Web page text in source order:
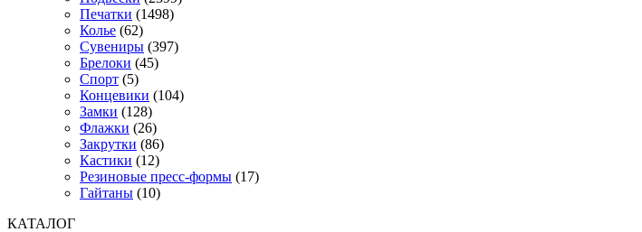
Печатки (1498)
Колье (62)
Сувениры (397)
Брелоки (45)
Спорт (5)
Концевики (104)
Замки (128)
Флажки (26)
Закрутки (86)
Кастики (12)
Резиновые пресс-формы (17)
Гайтаны (10)
КАТАЛОГ